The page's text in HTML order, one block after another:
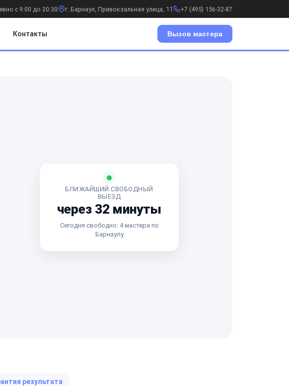
с 9:00 до 20:30 г. Барнаул, Привокзальная улица, 11 +7 (495) 156-32-87
Контакты Вызов мастера
БЛИЖАЙШИЙ СВОБОДНЫЙ
ВЫЕЗД
через 32 минуты
Сегодня свободно: 4 мастера по
Барнаулу
результата